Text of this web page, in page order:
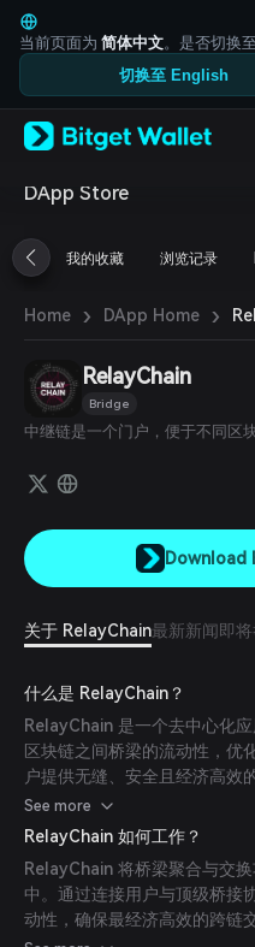
English
日本語
Tiếng Việt
Русский
Español (Latinoamérica)
Türkçe
Français
简体中文
繁體中文
Bahasa Indonesia
ภาษาไทย
العربية
Español
Español (Argentina)
当前页面为 简体中文。是否切换至
切换至 English
DApp Store
我的收藏 浏览记录
Home › DApp Home ›
RelayChain
Bridge
中继链是一个门户，便于不同区
Download
关于 RelayChain最新新闻即
什么是 RelayChain？
RelayChain 是一个去中心化
区块链之间桥梁的流动性，优
户提供无缝、安全且经济高效
（DeFi）更加易于访问。
See more
RelayChain 如何工作？
RelayChain 将桥梁聚合与交
中。通过连接用户与顶级桥接
动性，确保最经济高效的跨链